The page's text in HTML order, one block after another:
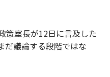
策室長が12日に言及した
だ議論する段階ではな